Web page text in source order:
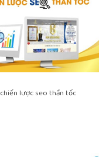
chiến lược seo thần tốc